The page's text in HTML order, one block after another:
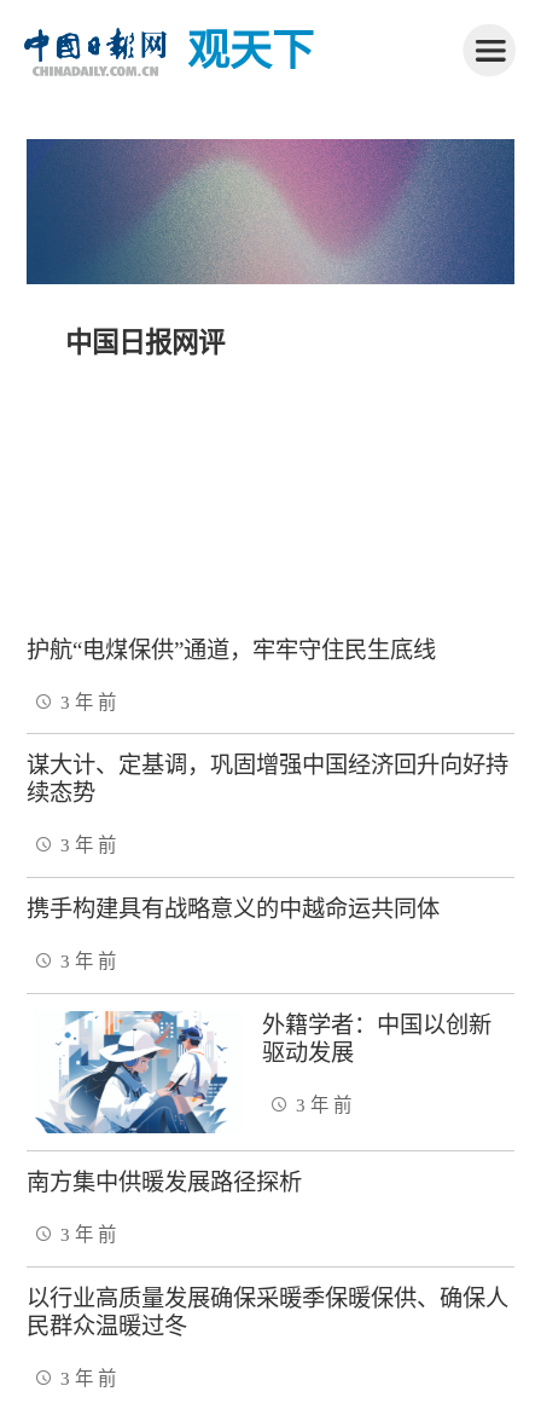
观天下
中国日报网评
护航“电煤保供”通道，牢牢守住民生底线
3 年 前
谋大计、定基调，巩固增强中国经济回升向好持
续态势
3 年 前
携手构建具有战略意义的中越命运共同体
3 年 前
外籍学者：中国以创新
驱动发展
3 年 前
南方集中供暖发展路径探析
3 年 前
以行业高质量发展确保采暖季保暖保供、确保人
民群众温暖过冬
3 年 前